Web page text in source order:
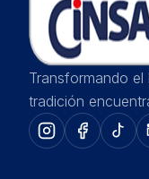
Transformando
tradición